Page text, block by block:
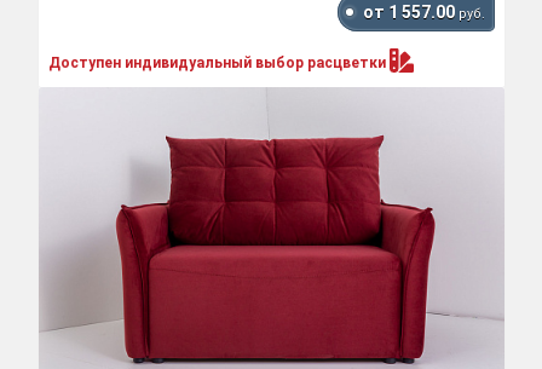
от 1 557.00 руб.
Доступен индивидуальный выбор расцветки